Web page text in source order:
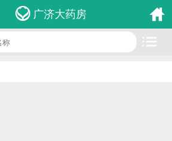
广济大药房